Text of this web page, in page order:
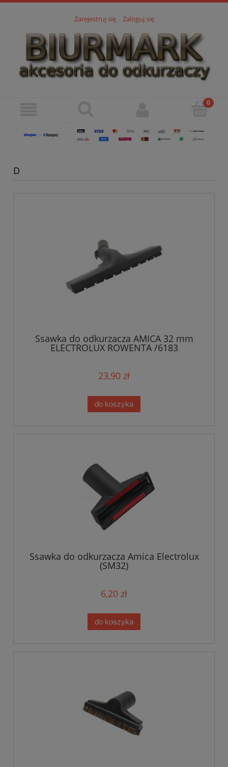
Zarejestruj się Zaloguj się
D
Ssawka do odkurzacza AMICA 32 mm
ELECTROLUX ROWENTA /6183
23,90 zł
do koszyka
Ssawka do odkurzacza Amica Electrolux
(SM32)
6,20 zł
do koszyka